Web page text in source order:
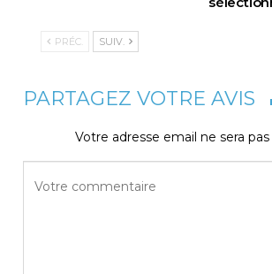
PRÉC. SUIV.
PARTAGEZ VOTRE AVIS
Votre adresse email ne sera